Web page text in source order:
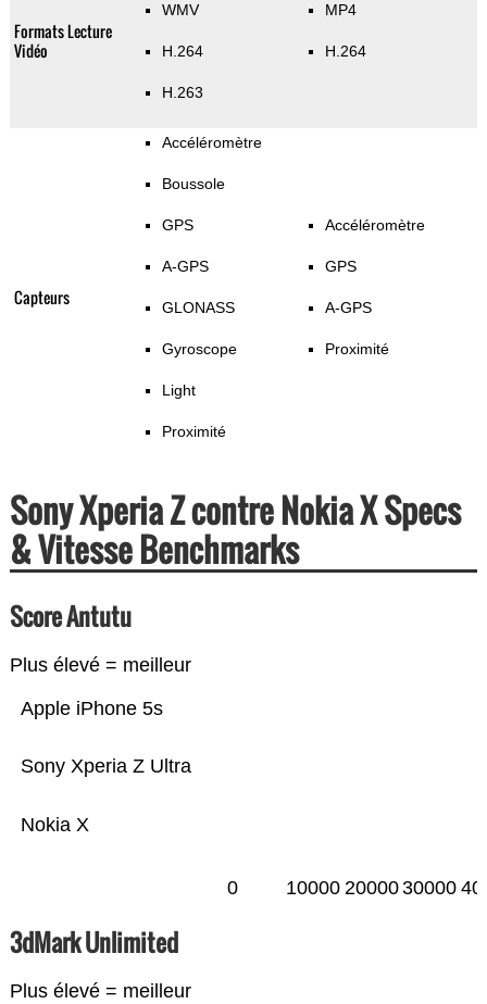
Formats Lecture
Vidéo
WMV
H.264
H.263
MP4
H.264
Capteurs
Accéléromètre
Boussole
GPS
A-GPS
GLONASS
Gyroscope
Light
Proximité
Accéléromètre
GPS
A-GPS
Proximité
Sony Xperia Z contre Nokia X Specs
& Vitesse Benchmarks
Score Antutu
Plus élevé = meilleur
Nokia X
Sony Xperia Z Ultra
Apple iPhone 5s
0 10000 2000030000
3dMark Unlimited
Plus élevé = meilleur